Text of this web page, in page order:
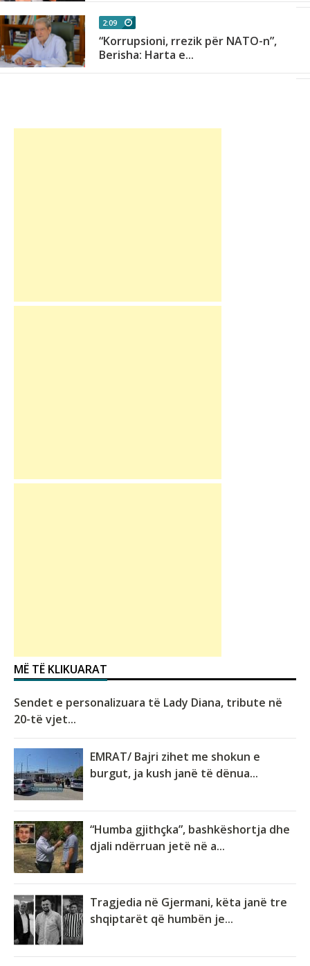
2:09
“Korrupsioni, rrezik për NATO-n”,
Berisha: Harta e...
MË TË KLIKUARAT
Sendet e personalizuara të Lady Diana, tribute në
20-të vjet...
EMRAT/ Bajri zihet me shokun e
burgut, ja kush janë të dënua...
“Humba gjithçka”, bashkëshortja dhe
djali ndërruan jetë në a...
Tragjedia në Gjermani, këta janë tre
shqiptarët që humbën je...